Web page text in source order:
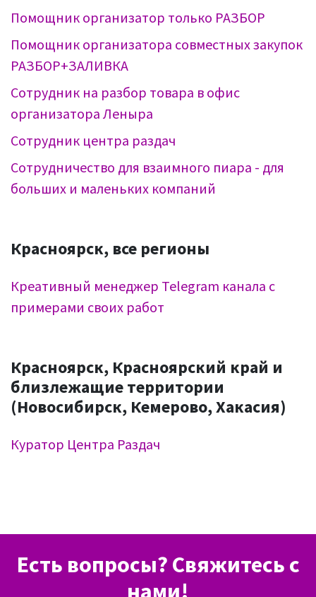
Помощник организатор только РАЗБОР
Помощник организатора совместных закупок
РАЗБОР+ЗАЛИВКА
Сотрудник на разбор товара в офис
организатора Леныра
Сотрудник центра раздач
Сотрудничество для взаимного пиара - для
больших и маленьких компаний
Красноярск, все регионы
Креативный менеджер Telegram канала с
примерами своих работ
Красноярск, Красноярский край и
близлежащие территории
(Новосибирск, Кемерово, Хакасия)
Куратор Центра Раздач
Есть вопросы? Свяжитесь с
нами!